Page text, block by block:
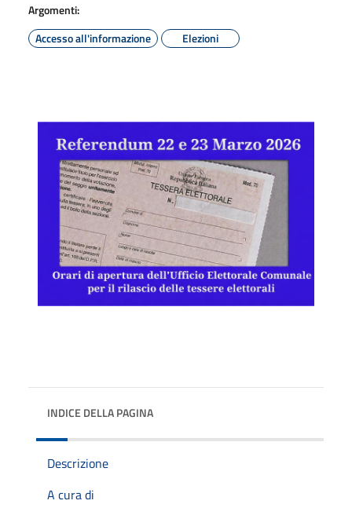
Argomenti:
Accesso all'informazione
Elezioni
INDICE DELLA PAGINA
Descrizione
A cura di